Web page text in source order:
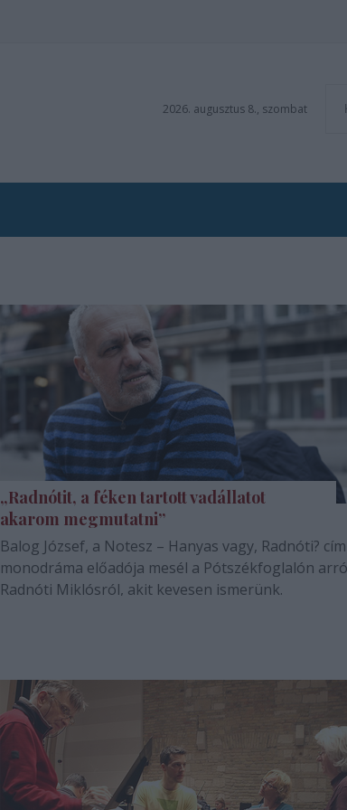
2026. augusztus 8., szombat
„Radnótit, a féken tartott vadállatot
akarom megmutatni”
Balog József, a Notesz – Hanyas vagy, Radnóti?
monodráma előadója mesél a Pótszékfoglalón
Radnóti Miklósról, akit kevesen ismerünk.